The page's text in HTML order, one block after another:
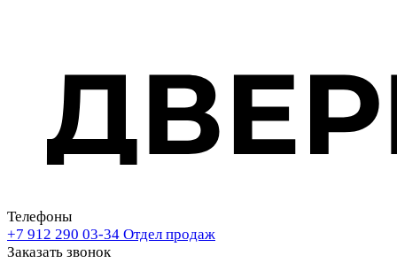
Телефоны
+7 912 290 03-34 Отдел продаж
Заказать звонок